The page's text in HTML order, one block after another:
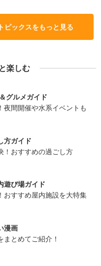
ピックスをもっと見る
楽しむ
グルメガイド
夜間開催や水系イベントも
方ガイド
！おすすめの過ごし方
遊び場ガイド
おすすめ屋内施設を大特集
漫画
とめてご紹介！